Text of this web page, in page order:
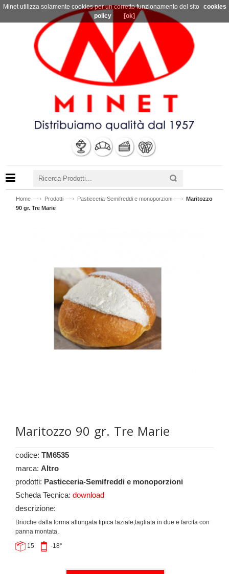
Home —› Prodotti —› Pasticceria-Semifreddi e monoporzioni —› Maritozzo
90 gr. Tre Marie
Maritozzo 90 gr. Tre Marie
codice: TM6535
marca: Altro
prodotti: Pasticceria-Semifreddi e monoporzioni
Scheda Tecnica: download
descrizione:
Brioche dalla forma allungata tipica laziale,tagliata in due e farcita con
panna montata.
15 -18°
Minet utilizza solamente cookies per un corretto funzionamento del sito
cookies
policy
[ok]